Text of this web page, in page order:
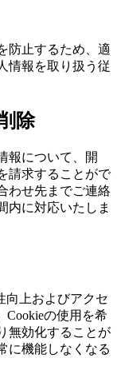
防止するため、適
情報を取り扱う従
除
報について、開
請求することがで
わせ先までご連絡
内に対応いたしま
向上およびアクセ
Cookieの使用を希
無効化することが
に機能しなくなる